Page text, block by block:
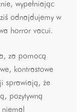
wypełniając
odnajdujemy w
horror vacui.
za pomocą
kontrastowe
sprawiają, że
pozytywną